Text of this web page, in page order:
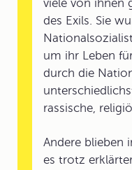
viele von ihnen
des Exils. Sie
um ihr Leben
durch die
rassische,
Andere blieben
es trotz